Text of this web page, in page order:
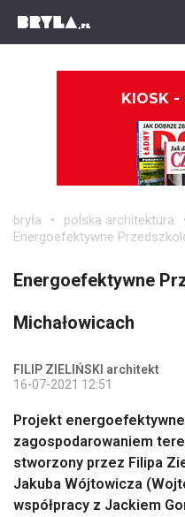
KIOSK -
bryła
polska architektura
Energoefektywne
Energoefektywne
Michałowicach
FILIP ZIELIŃSKI architekt
16-07-2021 12:51
Projekt
zagospodarowaniem
stworzony przez Filipa
Jakuba Wójtowicza
współpracy z Jackiem